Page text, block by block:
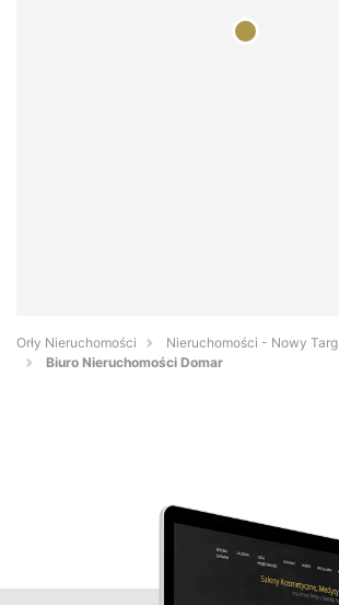
Orły Nieruchomości
Nieruchomości - Nowy Targ
Biuro Nieruchomości Domar